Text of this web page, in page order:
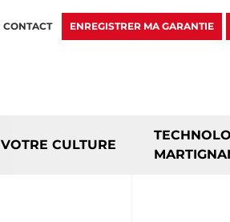
CONTACT ENREGISTRER MA GARANTIE
VOTRE CULTURE